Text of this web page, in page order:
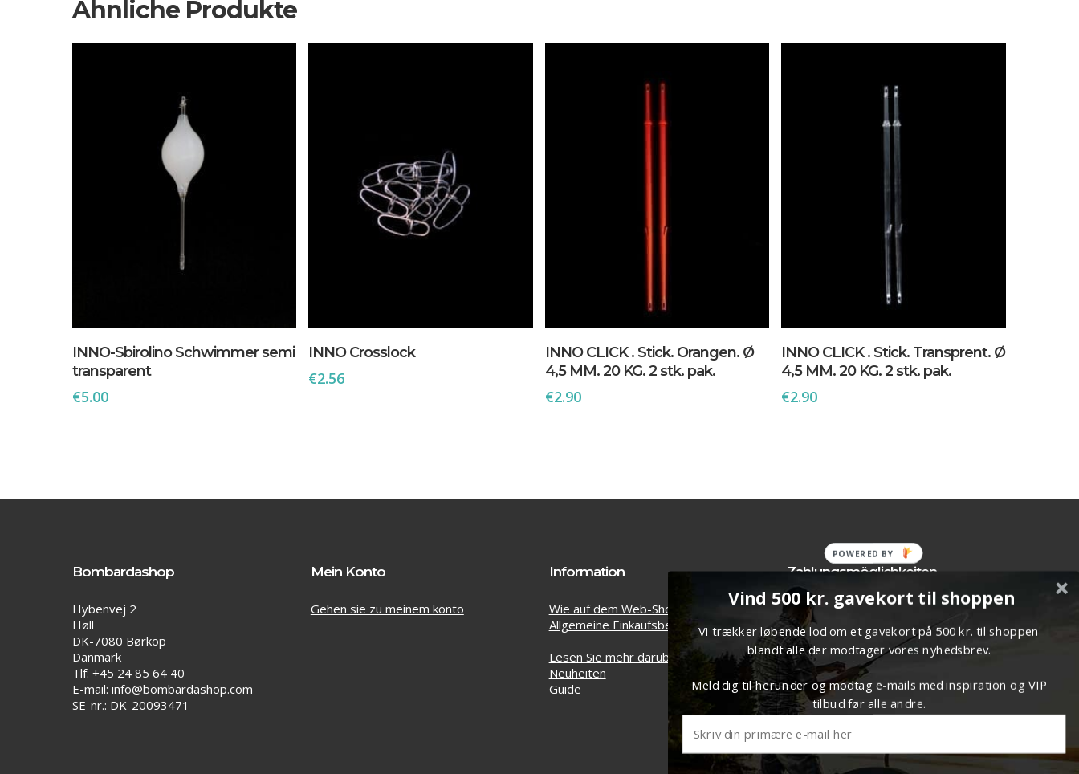
Zwischensumme:
Ähnliche Produkte
In Den Warenkorb
INNO-Sbirolino Schwimmer semi
transparent
€5.00
In Den Warenkorb
INNO Crosslock
€2.56
In Den Warenkorb
INNO CLICK . Stick. Orangen. Ø
4,5 MM. 20 KG. 2 stk. pak.
€2.90
In Den Warenkorb
INNO CLICK . Stick. Transprent. Ø
4,5 MM. 20 KG. 2 stk. pak.
€2.90
Bombardashop
Hybenvej 2
Høll
DK-7080 Børkop
Danmark
Tlf: +45 24 85 64 40
E-mail: info@bombardashop.com
SE-nr.: DK-20093471
Mein Konto
Gehen sie zu meinem konto
Information
Wie auf dem Web-Shop einkaufen
Allgemeine Einkaufsbedingungen
Lesen Sie mehr darüber
Neuheiten
Guide
Zahlungsmöglichkeiten
Vind 500 kr. gavekort til shoppen
Vi trækker løbende lod om et gavekort på 500 kr. til shoppen
blandt alle der modtager vores nyhedsbrev.
Meld dig til herunder og modtag e-mails med inspiration og VIP
tilbud før alle andre.
POWERED BY